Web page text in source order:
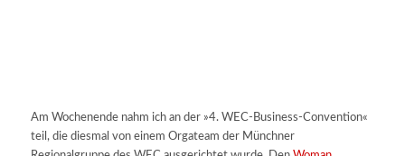
Am Wochenende nahm ich an der »4. WEC-Business-Convention«
teil, die diesmal von einem Orgateam der Münchner